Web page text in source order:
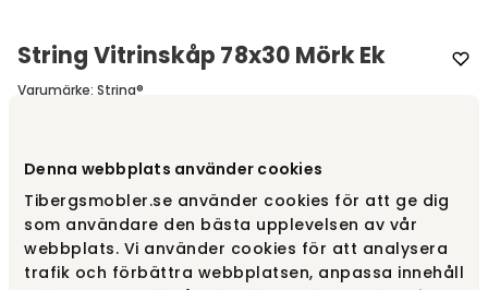
Denna webbplats använder cookies
Tibergsmobler.se använder cookies för att ge dig
som användare den bästa upplevelsen av vår
webbplats. Vi använder cookies för att analysera
trafik och förbättra webbplatsen, anpassa innehåll
String Vitrinskåp 78x30 Mörk Ek
Varumärke: String®
Mörk ek
4 495 kr
Fåtal i lager